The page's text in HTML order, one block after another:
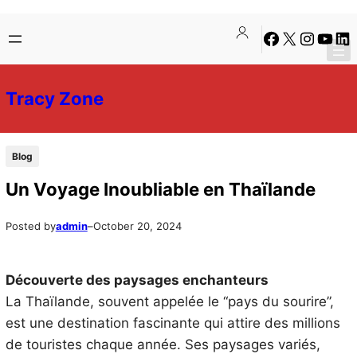
to
content
to
content
Facebook
X Instagram
Tracy Zone
Blog
Un Voyage Inoubliable en Thaïlande
Posted byadmin–October 20, 2024
Découverte des paysages enchanteurs
La Thaïlande, souvent appelée le “pays du sourire”,
est une destination fascinante qui attire des millions
de touristes chaque année. Ses paysages variés,